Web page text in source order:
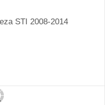
STI 2008-2014